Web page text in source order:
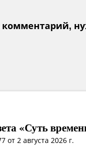
комментарий,
«Суть
от 2 августа 2026 г.